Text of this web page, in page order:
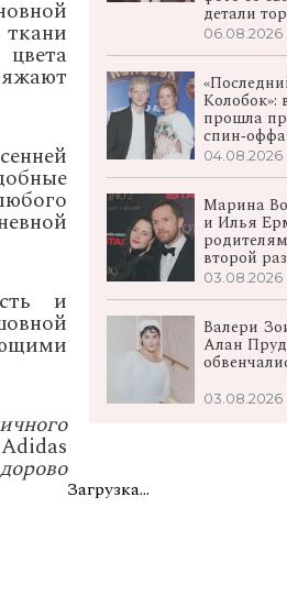
и
детали
06.08.2026
Колобок»:
прошла
04.08.2026
Марина
и Илья
второй раз
03.08.2026
Валери
Алан
03.08.2026
Загрузка...